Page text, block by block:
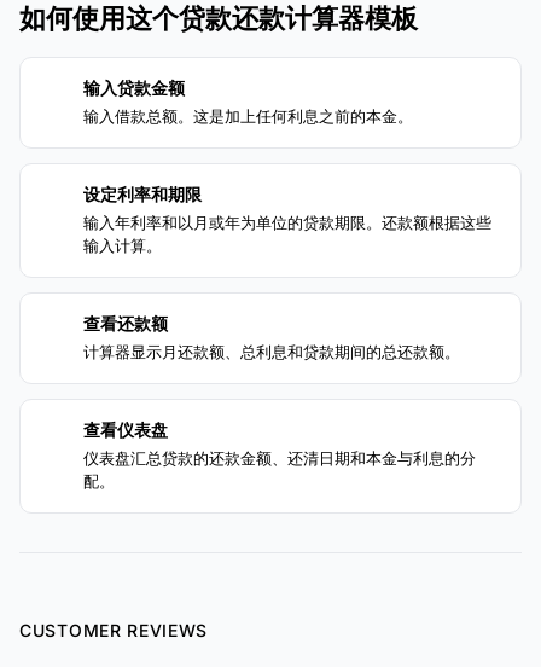
如何使用这个贷款还款计算器模板
输入贷款金额
输入借款总额。这是加上任何利息之前的本金。
设定利率和期限
输入年利率和以月或年为单位的贷款期限。还款额根据这些
输入计算。
查看还款额
计算器显示月还款额、总利息和贷款期间的总还款额。
查看仪表盘
仪表盘汇总贷款的还款金额、还清日期和本金与利息的分
配。
CUSTOMER REVIEWS